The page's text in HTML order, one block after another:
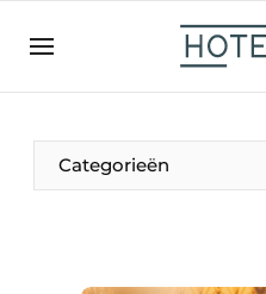
EN
NL
EN
FR
Categorieën
De Pen